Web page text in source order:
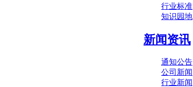
行业标准
知识园地
新闻资讯
通知公告
公司新闻
行业新闻